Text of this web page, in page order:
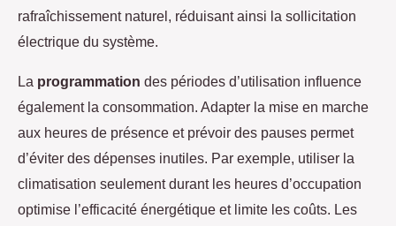
rafraîchissement naturel, réduisant ainsi la sollicitation
électrique du système.
La programmation des périodes d’utilisation influence
également la consommation. Adapter la mise en marche
aux heures de présence et prévoir des pauses permet
d’éviter des dépenses inutiles. Par exemple, utiliser la
climatisation seulement durant les heures d’occupation
optimise l’efficacité énergétique et limite les coûts. Les